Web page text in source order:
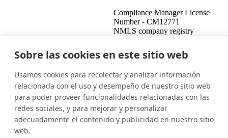
Compliance Manager License
Number - CM12771
NMLS company registry
Compliance Manager NMLS
registry number - 2459771
Estados Unidos (Español)
Ponte en contacto
Iniciar sesión
Este es un intento de cobrar una deuda y cualquier información
obtenida se utilizará para tal fin. Esta comunicación proviene de
un cobrador de deudas.
Sobre las cookies en este sitio web
Usamos cookies para recolectar y analizar información
relacionada con el uso y desempeño de nuestro sitio web
para poder proveer funcionalidades relacionadas con las
redes sociales, y para mejorar y personalizar
adecuadamente el contenido y publicidad en nuestro sitio
web.